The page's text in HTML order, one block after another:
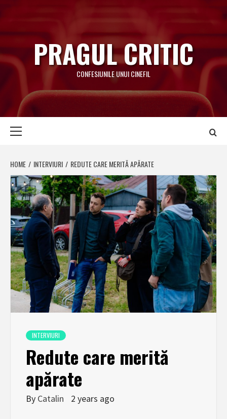
to
content
PRAGUL CRITIC
CONFESIUNILE UNUI CINEFIL
HOME INTERVIURI REDUTE CARE MERITĂ APĂRATE
INTERVIURI
Redute care merită
apărate
By Catalin 2 years ago